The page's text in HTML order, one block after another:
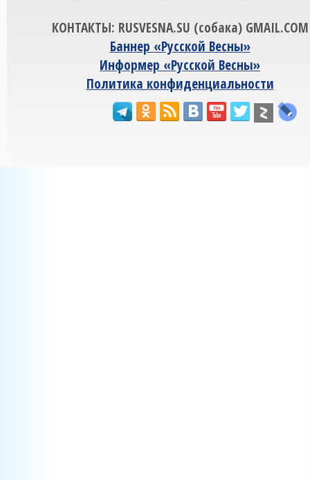
КОНТАКТЫ: RUSVESNA.SU (собака) GMAIL.COM
Баннер «Русской Весны»
Информер «Русской Весны»
Политика конфиденциальности